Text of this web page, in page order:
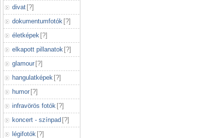
divat [?]
dokumentumfotók [?]
életképek [?]
elkapott pillanatok [?]
glamour [?]
hangulatképek [?]
humor [?]
infravörös fotók [?]
koncert - színpad [?]
légifotók [?]